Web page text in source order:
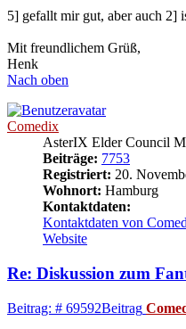
5] gefallt mir gut, aber auch 2]
Mit freundlichem Grüß,
Henk
Nach oben
Comedix
AsterIX Elder Council
Beiträge: 7753
Registriert: 20.
Wohnort: Hamburg
Kontaktdaten:
Kontaktdaten von
Website
Re: Diskussion zum
Beitrag: # 69592Beitrag